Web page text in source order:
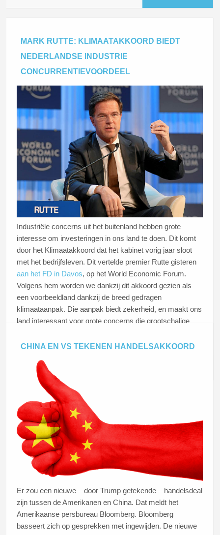
MARK RUTTE: KLIMAATAKKOORD BIEDT
NEDERLANDSE INDUSTRIE
CONCURRENTIEVOORDEEL
Industriële concerns uit het buitenland hebben grote
interesse om investeringen in ons land te doen. Dit komt
door het Klimaatakkoord dat het kabinet vorig jaar sloot
met het bedrijfsleven. Dit vertelde premier Rutte gisteren
aan het FD in Davos, op het World Economic Forum.
Volgens hem worden we dankzij dit akkoord gezien als
een voorbeeldland dankzij de breed gedragen
klimaataanpak. Die aanpak biedt zekerheid, en maakt ons
land interessant voor grote concerns die grootschalige
CHINA EN VS TEKENEN HANDELSAKKOORD
Er zou een nieuwe – door Trump getekende – handelsdeal
zijn tussen de Amerikanen en China. Dat meldt het
Amerikaanse persbureau Bloomberg. Bloomberg
basseert zich op gesprekken met ingewijden. De nieuwe